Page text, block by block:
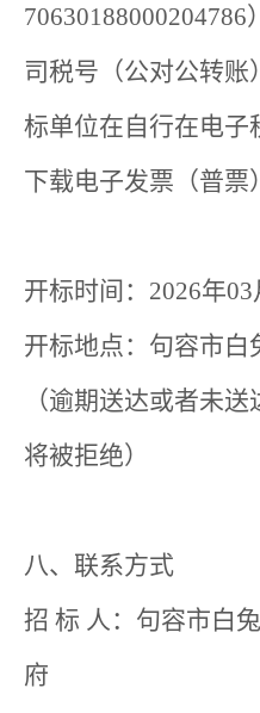
司税号（公对公转账
标单位在自行在电子
下载电子发票（普票
开标时间：2026年
开标地点：句容市白
（逾期送达或者未
将被拒绝）
八、联系方式
招 标 人：句容市白
府